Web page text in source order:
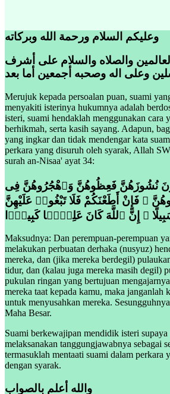
والصلاه والسلام على أشرف
وعلى اله وصحبه أجمعين أما بعد
Merujuk kepada persoalan puan, suami
menyakiti isterinya hukumnya adalah
isteri, suami hendaklah menggunakan cara
berhikmah, serta kasih sayang. Adapun,
yang ingkar dan tidak mendengar kata
perkara yang disuruh oleh syarak, Allah
surah an-Nisaa' ayat 34:
نُشُوزَهُنَّ فَعِظُوهُنَّ وَٱهْجُرُوهُنَّ فِى
فَإِنْ أَطَعْنَكُمْ فَلَا تَبْغُوا۟ عَلَيْهِنَّ
إِنَّ ٱللَّهَ كَانَ عَلِيًّۭا كَبِيرًۭا
Maksudnya: Dan perempuan-perempuan
melakukan perbuatan derhaka (nusyuz)
mereka, dan (jika mereka berdegil)
tidur, dan (kalau juga mereka masih degil)
pukulan ringan yang bertujuan
mereka taat kepada kamu, maka janganlah
untuk menyusahkan mereka.
Maha Besar.
Suami berkewajipan mendidik isteri supaya
melaksanakan tanggungjawabnya sebagai
termasuklah mentaati suami dalam perkara
dengan syarak.
والله أعلم بالصواب